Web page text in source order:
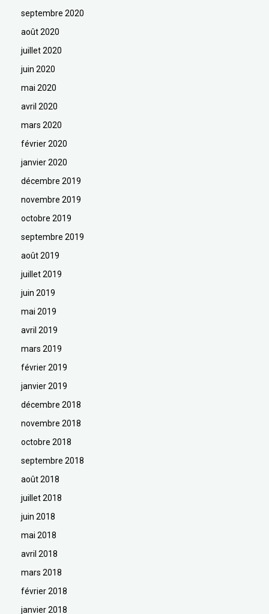
septembre 2020
août 2020
juillet 2020
juin 2020
mai 2020
avril 2020
mars 2020
février 2020
janvier 2020
décembre 2019
novembre 2019
octobre 2019
septembre 2019
août 2019
juillet 2019
juin 2019
mai 2019
avril 2019
mars 2019
février 2019
janvier 2019
décembre 2018
novembre 2018
octobre 2018
septembre 2018
août 2018
juillet 2018
juin 2018
mai 2018
avril 2018
mars 2018
février 2018
janvier 2018